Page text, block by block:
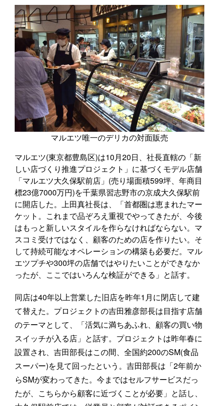
マルエツ唯一のデリカの対面販売
マルエツ(東京都豊島区)は10月20日、社長直轄の「新
しい店づくり推進プロジェクト」に基づくモデル店舗
「マルエツ大久保駅前店」(売り場面積599坪、年商目
標23億7000万円)を千葉県習志野市の京成大久保駅前
に開店した。上田真社長は、「首都圏は恵まれたマー
ケット。これまで品ぞろえ重視でやってきたが、今後
はもっと新しいスタイルを作らなければならない。マ
スコミ受けではなく、顧客のための店を作りたい。そ
して持続可能なオペレーションの構築も必要だ。マル
エツプチや300坪の店舗ではやりたいことができなか
ったが、ここではいろんな検証ができる」と話す。
同店は40年以上営業した旧店を昨年1月に閉店して建
て替えた。プロジェクトの吉田雅彦部長は目指す店舗
のテーマとして、「活気に満ちあふれ、顧客の買い物
スイッチが入る店」と話す。プロジェクトは昨年春に
設置され、吉田部長はこの間、全国約200のSM(食品
スーパー)を見て回ったという。吉田部長は「2年前か
らSMが変わってきた。今まではセルフサービスだっ
たが、こちらから顧客に近づくことが必要」と話し、